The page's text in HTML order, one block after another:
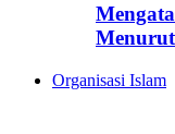
Organisasi Islam